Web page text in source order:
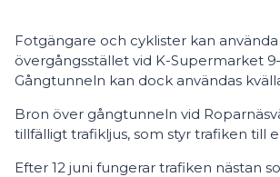
Fotgängare och cyklister kan använda
övergångsstället vid K-Supermarket
Gångtunneln kan dock användas
Bron över gångtunneln vid
tillfälligt trafikljus, som styr trafiken till
Efter 12 juni fungerar trafiken nästan